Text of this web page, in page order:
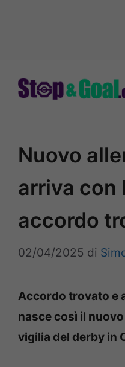
Nuovo
arriva con
accordo
02/04/2025 di
Accordo trovato e
nasce così il
vigilia del derby in